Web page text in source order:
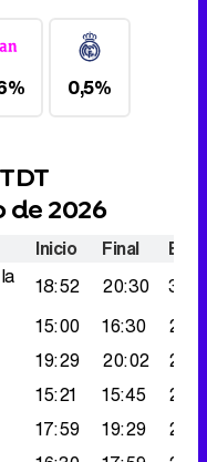
0,5%
de 2026
Inicio Final
18:52 20:30
15:00 16:30
19:29 20:02
15:21 15:45
17:59 19:29